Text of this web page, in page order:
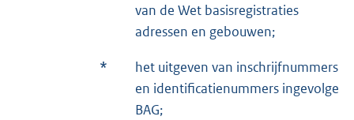
van de Wet basisregistraties
adressen en gebouwen;
*
het uitgeven van inschrijfnummers
en identificatienummers ingevolge
BAG;